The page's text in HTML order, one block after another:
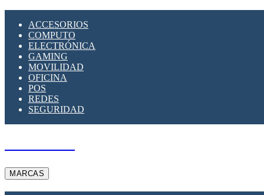
ACCESORIOS
COMPUTO
ELECTRÓNICA
GAMING
MOVILIDAD
OFICINA
POS
REDES
SEGURIDAD
MARCAS